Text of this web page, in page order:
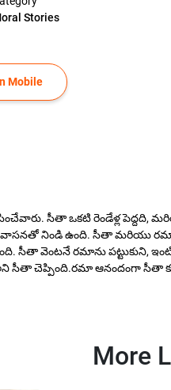
Stories
Mobile
సీతా ఒకటి రెండేళ్ల పెద్దది,
నిండి ఉంది. సీతా మరియు రమా
వెంటనే రమాను పట్టుకుని,
సీతా చెప్పింది.రమా ఆనందంగా సీతా
More